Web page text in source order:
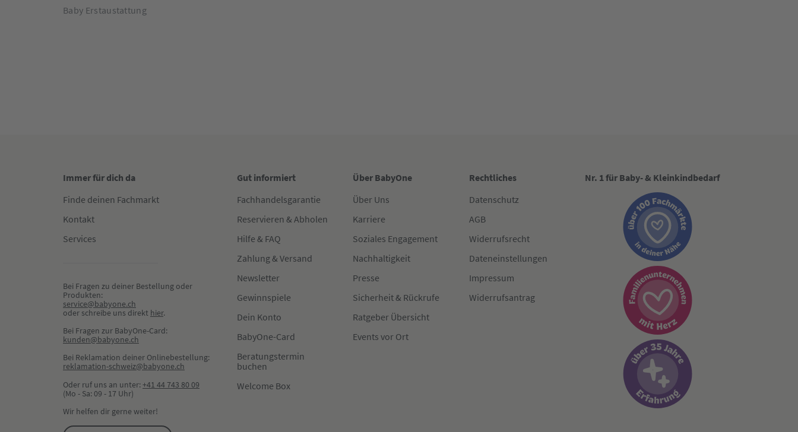
Baby Erstaustattung
Immer für dich da
Finde deinen Fachmarkt
Kontakt
Services
Bei Fragen zu deiner Bestellung oder
Produkten:
service@babyone.ch
oder schreibe uns direkt hier.
Bei Fragen zur BabyOne-Card:
kunden@babyone.ch
Bei Reklamation deiner Onlinebestellung:
reklamation-schweiz@babyone.ch
Oder ruf uns an unter:+41 44 743 80 09
(Mo - Sa: 09 - 17 Uhr)
Wir helfen dir gerne weiter!
Gut informiert
Fachhandelsgarantie
Reservieren & Abholen
Hilfe & FAQ
Zahlung & Versand
Newsletter
Gewinnspiele
Dein Konto
BabyOne-Card
Beratungstermin
buchen
Welcome Box
Über BabyOne
Über Uns
Karriere
Soziales Engagement
Nachhaltigkeit
Presse
Sicherheit & Rückrufe
Ratgeber Übersicht
Events vor Ort
Rechtliches
Datenschutz
AGB
Widerrufsrecht
Dateneinstellungen
Impressum
Widerrufsantrag
Nr. 1 für Baby- & Kleinkindbedarf